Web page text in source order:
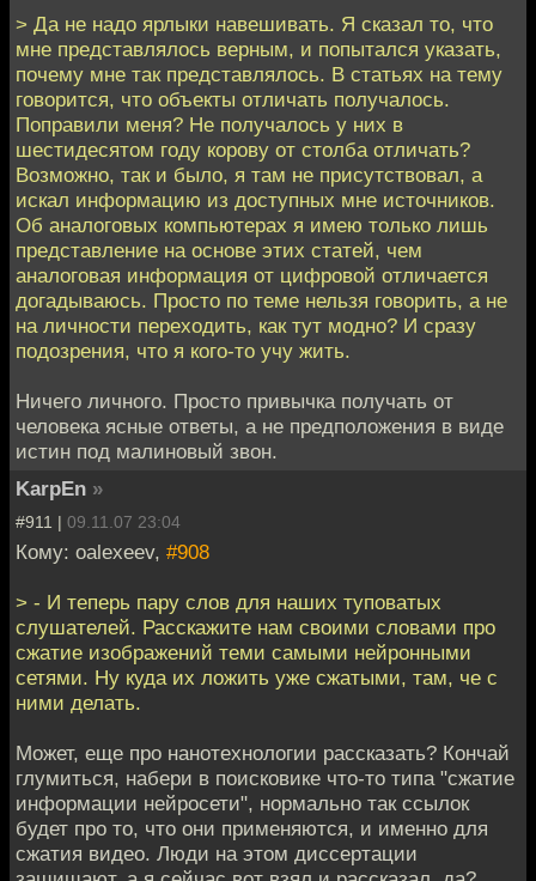
> Да не надо ярлыки навешивать. Я сказал то, что
мне представлялось верным, и попытался указать,
почему мне так представлялось. В статьях на тему
говорится, что объекты отличать получалось.
Поправили меня? Не получалось у них в
шестидесятом году корову от столба отличать?
Возможно, так и было, я там не присутствовал, а
искал информацию из доступных мне источников.
Об аналоговых компьютерах я имею только лишь
представление на основе этих статей, чем
аналоговая информация от цифровой отличается
догадываюсь. Просто по теме нельзя говорить, а не
на личности переходить, как тут модно? И сразу
подозрения, что я кого-то учу жить.
Ничего личного. Просто привычка получать от
человека ясные ответы, а не предположения в виде
истин под малиновый звон.
KarpEn »
#911 | 09.11.07 23:04
Кому: oalexeev, #908
> - И теперь пару слов для наших туповатых
слушателей. Расскажите нам своими словами про
сжатие изображений теми самыми нейронными
сетями. Ну куда их ложить уже сжатыми, там, че с
ними делать.
Может, еще про нанотехнологии рассказать? Кончай
глумиться, набери в поисковике что-то типа "сжатие
информации нейросети", нормально так ссылок
будет про то, что они применяются, и именно для
сжатия видео. Люди на этом диссертации